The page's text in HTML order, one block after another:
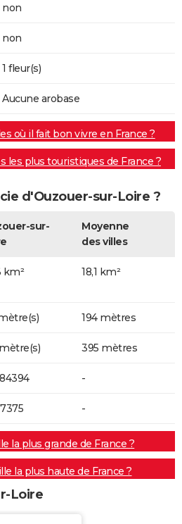
non
non
1 fleur(s)
Aucune arobase
où il fait bon vivre en France ?
les plus touristiques de France ?
d'Ouzouer-sur-Loire ?
sur-
Moyenne
des villes
km² 18,1 km²
194 mètres
395 mètres
-
-
la plus grande de France ?
la plus haute de France ?
Loire